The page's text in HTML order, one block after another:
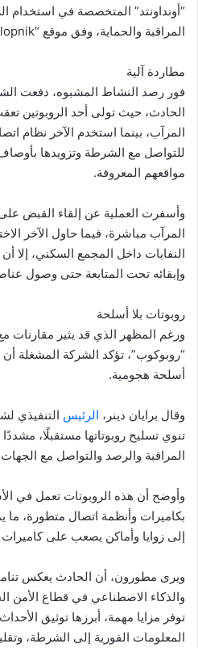
“أونداونتد” المتخصصة في استخدام
المراقبة والحماية، وفق موقع “jalopnik”.
مطاردة آلية
فور رصد النشاط المشبوه، دفعت
الحادث، حيث تولى أحد الروبوتين
المرآب، بينما استخدم الآخر نظام
للتواصل مع الشرطة وتزويدها
مواقعهم المعروفة.
وأسفرت العملية عن إلقاء القبض
المرآب مباشرة، فيما حاول الآخر
النفايات داخل المجمع السكني، إلا
وإبقائه تحت المتابعة حتى وصول
روبوتات بلا أسلحة
ورغم المظهر الذي قد يثير مقارنات
“روبوكوب”، تؤكد الشركة المشغلة أن
أسلحة هجومية.
وقال برايان دينر، الرئيس التنفيذي
تنوي تسليح روبوتاتها مستقبلًا،
المراقبة والرصد والتواصل مع الجهات
وأوضح أن هذه الروبوتات تعمل في
بكاميرات وأنظمة اتصال متطورة، ما
إلى زوايا وأماكن يصعب على كاميرات
ويرى مطورون، أن الحادث يعكس
والذكاء الاصطناعي في قطاع الأمن
توفر مزايا مهمة، أبرزها توثيق
المعلومات الفورية إلى الشرطة،